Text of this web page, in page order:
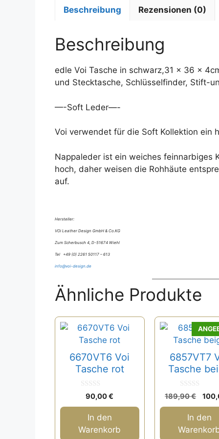
Beschreibung Rezensionen (0)
Beschreibung
edle Voi Tasche in schwarz,31 x 36 x
und Stecktasche, Schlüsselfinder, Stift-
—-Soft Leder—-
Voi verwendet für die Soft Kollektion ein
Nappaleder ist ein weiches feinnarbiges
hoch, daher weisen die Rohhäute
auf.
Hersteller:
VOi Leather Design GmbH & Co.KG
Zum Scherbusch 4, D-51674 Wiehl
Tel +49 (0) 2261 50117 – 613
info@voi-design.de
Ähnliche Produkte
6670VT6 Voi
Tasche rot
o
90,00€
In den
Warenkorb
6857VT7
Tasche
0
v
o
189,90€
war:
In den